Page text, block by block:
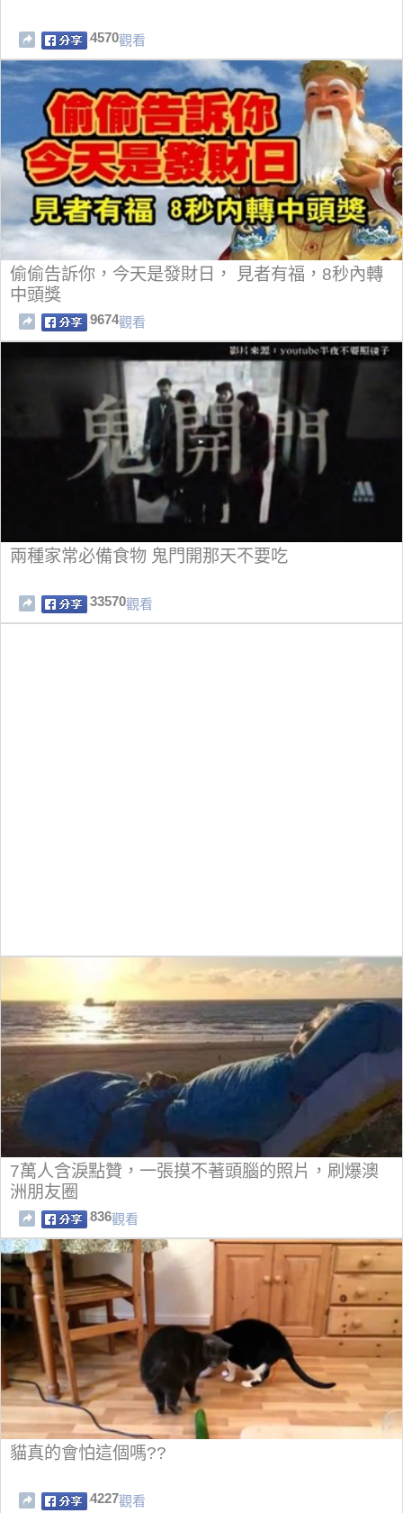
4570觀看
偷偷告訴你，今天是發財日， 見者有福，8秒內轉
中頭獎
9674觀看
兩種家常必備食物 鬼門開那天不要吃
33570觀看
7萬人含淚點贊，一張摸不著頭腦的照片，刷爆澳
洲朋友圈
836觀看
貓真的會怕這個嗎??
4227觀看